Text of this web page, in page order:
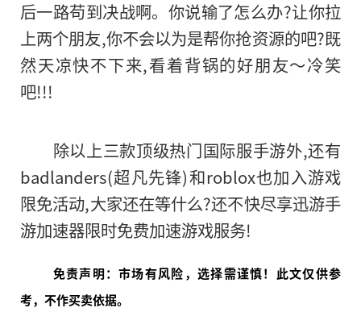
后一路苟到决战啊。你说输了怎么办?让你拉
上两个朋友,你不会以为是帮你抢资源的吧?既
然天凉快不下来,看着背锅的好朋友～冷笑
吧!!!
除以上三款顶级热门国际服手游外,还有
badlanders(超凡先锋)和roblox也加入游戏
限免活动,大家还在等什么?还不快尽享迅游手
游加速器限时免费加速游戏服务!
免责声明：市场有风险，选择需谨慎！此文仅供参
考，不作买卖依据。